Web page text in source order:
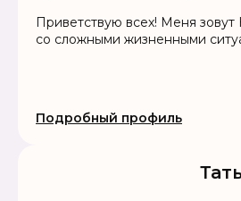
Приветствую всех! Меня
со сложными жизненными
Подробный профиль